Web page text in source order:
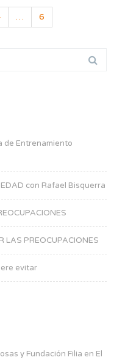
Page
…
6
de Entrenamiento
con Rafael Bisquerra
LAS PREOCUPACIONES
evitar
y Fundación Filia en El